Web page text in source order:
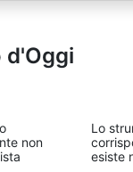
d'Oggi
non
Lo
esiste